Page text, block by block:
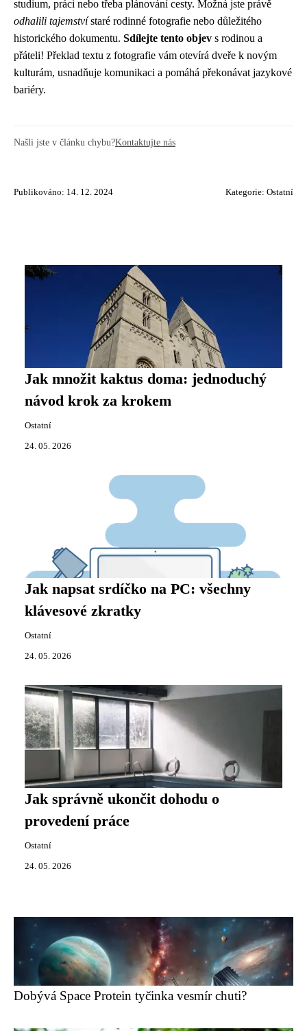
studium, práci nebo třeba plánování cesty. Možná jste právě
odhalili tajemstvístaré rodinné fotografie nebo důležitého
historického dokumentu. Sdílejte tento objev s rodinou a
přáteli! Překlad textu z fotografie vám otevírá dveře k novým
kulturám, usnadňuje komunikaci a pomáhá překonávat jazykové
bariéry.
Našli jste v článku chybu?Kontaktujte nás
Publikováno: 14. 12. 2024 Kategorie: Ostatní
Jak množit kaktus doma: jednoduchý
návod krok za krokem
Ostatní
24. 05. 2026
Jak napsat srdíčko na PC: všechny
klávesové zkratky
Ostatní
24. 05. 2026
Jak správně ukončit dohodu o
provedení práce
Ostatní
24. 05. 2026
Dobývá Space Protein tyčinka vesmír chuti?